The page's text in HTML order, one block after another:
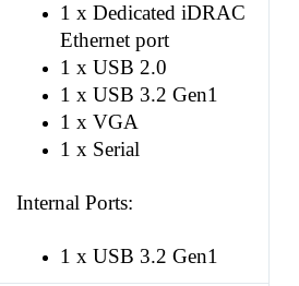
1 x Dedicated iDRAC
Ethernet port
1 x USB 2.0
1 x USB 3.2 Gen1
1 x VGA
1 x Serial
Internal Ports:
1 x USB 3.2 Gen1